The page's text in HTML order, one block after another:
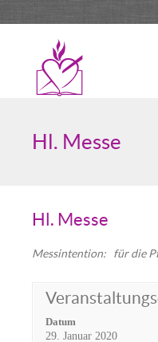
Hl. Messe
Hl. Messe
Messintention: für die
Datum
29. Januar 2020